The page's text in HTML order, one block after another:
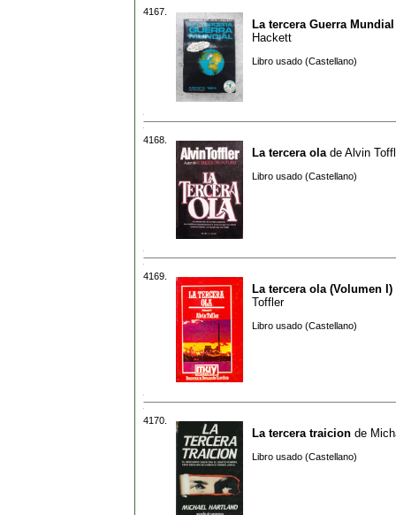
4167.
La tercera Guerra Mundial
Hackett
Libro usado (Castellano)
4168.
La tercera ola de Alvin
Libro usado (Castellano)
4169.
La tercera ola (Volumen I)
Toffler
Libro usado (Castellano)
4170.
La tercera traicion de
Libro usado (Castellano)